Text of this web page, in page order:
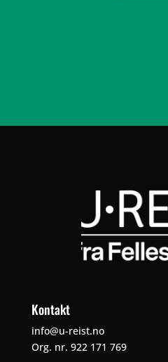
Kontakt
info@u-reist.no
Org. nr. 922 171 769